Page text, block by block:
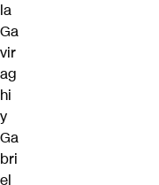
la
Ga
vir
ag
hi
y
Ga
bri
el